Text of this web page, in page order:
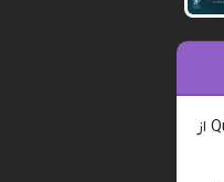
آهنگ بی کلام سریال فرام Que Sera, Sera از